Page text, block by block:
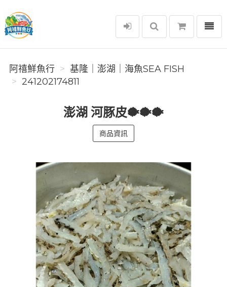
阿禧鮮魚行
選單
阿禧鮮魚行
️基隆｜澎湖｜海魚SEA ​​FISH
241202174811
澎湖 河豚皮🐡🐡🐡
商品資訊